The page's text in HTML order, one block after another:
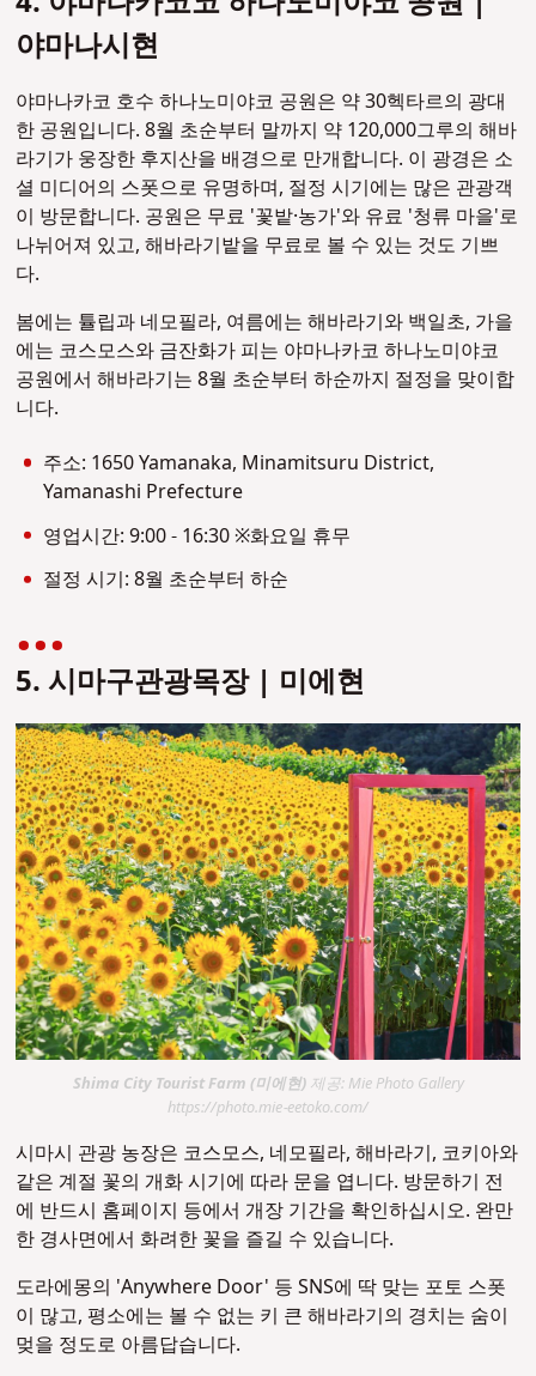
야마나시현
야마나카코 호수 하나노미야코 공원은 약 30헥타르의 광대
한 공원입니다. 8월 초순부터 말까지 약 120,000그루의 해바
라기가 웅장한 후지산을 배경으로 만개합니다. 이 광경은 소
셜 미디어의 스폿으로 유명하며, 절정 시기에는 많은 관광객
이 방문합니다. 공원은 무료 '꽃밭·농가'와 유료 '청류 마을'로
나뉘어져 있고, 해바라기밭을 무료로 볼 수 있는 것도 기쁘
다.
봄에는 튤립과 네모필라, 여름에는 해바라기와 백일초, 가을
에는 코스모스와 금잔화가 피는 야마나카코 하나노미야코
공원에서 해바라기는 8월 초순부터 하순까지 절정을 맞이합
니다.
주소: 1650 Yamanaka, Minamitsuru District,
Yamanashi Prefecture
영업시간: 9:00 - 16:30 ※화요일 휴무
절정 시기: 8월 초순부터 하순
5. 시마구관광목장 | 미에현
Shima City Tourist Farm (미에현) 제공: Mie Photo Gallery
https://photo.mie-eetoko.com/
시마시 관광 농장은 코스모스, 네모필라, 해바라기, 코키아와
같은 계절 꽃의 개화 시기에 따라 문을 엽니다. 방문하기 전
에 반드시 홈페이지 등에서 개장 기간을 확인하십시오. 완만
한 경사면에서 화려한 꽃을 즐길 수 있습니다.
도라에몽의 'Anywhere Door' 등 SNS에 딱 맞는 포토 스폿
이 많고, 평소에는 볼 수 없는 키 큰 해바라기의 경치는 숨이
멎을 정도로 아름답습니다.